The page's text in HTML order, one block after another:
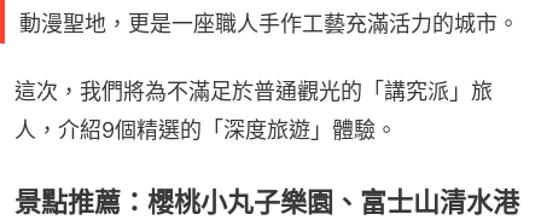
動漫聖地，更是一座職人手作工藝充滿活力的城市。
這次，我們將為不滿足於普通觀光的「講究派」旅
人，介紹9個精選的「深度旅遊」體驗。
景點推薦：櫻桃小丸子樂園、富士山清水港